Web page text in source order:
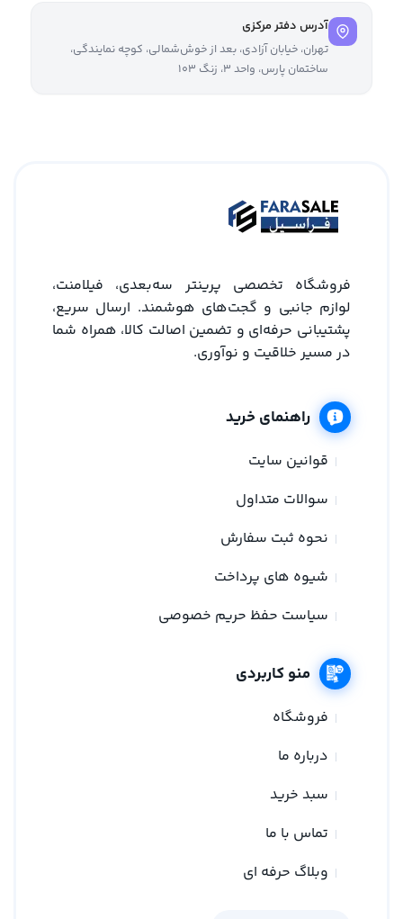
آدرس دفتر مرکزی
تهران، خیابان آزادی، بعد از خوش‌شمالی، کوچه نمایندگی،
ساختمان پارس، واحد ۳، زنگ ۱۰۳
فروشگاه تخصصی پرینتر سه‌بعدی، فیلامنت،
لوازم جانبی و گجت‌های هوشمند. ارسال سریع،
پشتیبانی حرفه‌ای و تضمین اصالت کالا، همراه شما
در مسیر خلاقیت و نوآوری.
راهنمای خرید
قوانین سایت
سوالات متداول
نحوه ثبت سفارش
شیوه های پرداخت
سیاست حفظ حریم خصوصی
منو کاربردی
فروشگاه
درباره ما
سبد خرید
تماس با ما
وبلاگ حرفه ای